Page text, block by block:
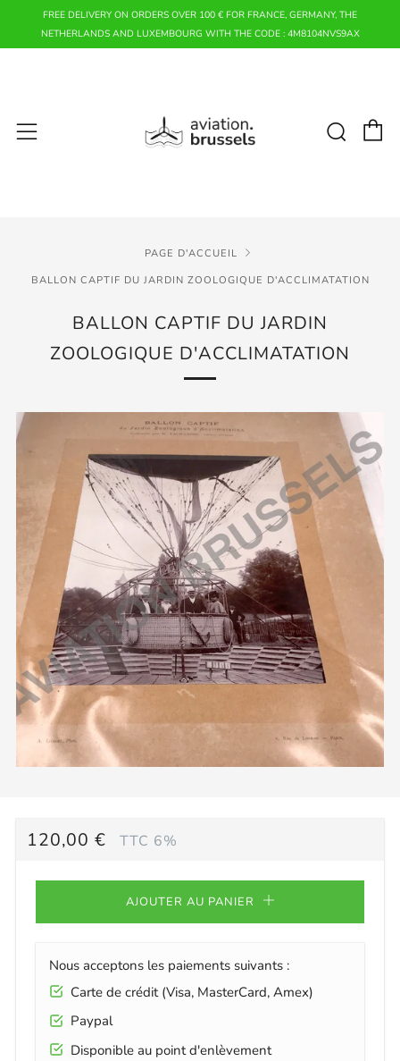
FREE DELIVERY ON ORDERS OVER 100 € FOR FRANCE, GERMANY, THE
NETHERLANDS AND LUXEMBOURG WITH THE CODE : 4M8104NVS9AX
Menu
PAGE D'ACCUEIL
BALLON CAPTIF DU JARDIN ZOOLOGIQUE D'ACCLIMATATION
BALLON CAPTIF DU JARDIN
ZOOLOGIQUE D'ACCLIMATATION
PRIX
120,00 € TTC 6%
AJOUTER AU PANIER
Nous acceptons les paiements suivants :
Carte de crédit (Visa, MasterCard, Amex)
Paypal
Disponible au point d'enlèvement